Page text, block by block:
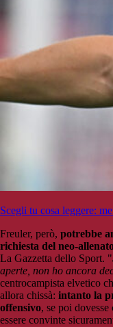
Scegli tu cosa leggere:
Freuler, però, potrebbe
richiesta del neo-
La Gazzetta dello Sport. "
aperte, non ho ancora
centrocampista elvetico
allora chissà: intanto la
offensivo, se poi
essere convinte